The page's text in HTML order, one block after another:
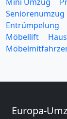
Seniorenumzug
Entrümpelung
Möbellift
Europa-